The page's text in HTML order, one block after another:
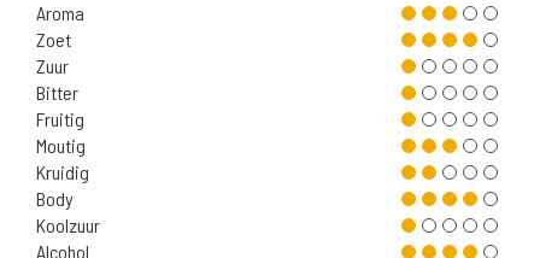
Aroma
Zoet
Zuur
Bitter
Fruitig
Moutig
Kruidig
Body
Koolzuur
Alcohol